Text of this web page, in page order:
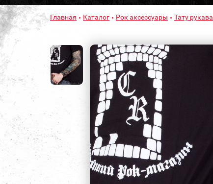
Главная Каталог Рок аксессуары Тату рукава